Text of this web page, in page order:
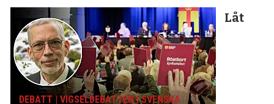
DEBATT | VIGSELDEBATTEN I SVENSKA
Låt